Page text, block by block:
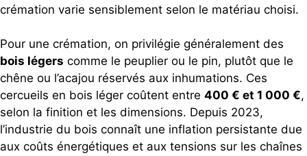
crémation varie sensiblement selon le matériau choisi.
Pour une crémation, on privilégie généralement des
bois légers comme le peuplier ou le pin, plutôt que le
chêne ou l’acajou réservés aux inhumations. Ces
cercueils en bois léger coûtent entre 400 € et 1 000 €,
selon la finition et les dimensions. Depuis 2023,
l’industrie du bois connaît une inflation persistante due
aux coûts énergétiques et aux tensions sur les chaînes